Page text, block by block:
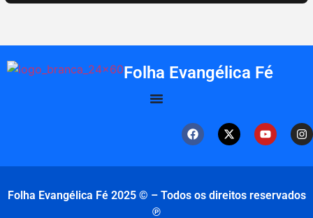
Folha Evangélica Fé
Folha Evangélica Fé 2025 © – Todos os direitos reservados
℗